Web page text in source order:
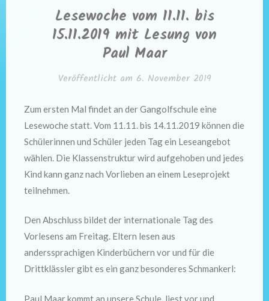
Lesewoche vom 11.11. bis
15.11.2019 mit Lesung von
Paul Maar
Veröffentlicht am 6. November 2019
Zum ersten Mal findet an der Gangolfschule eine
Lesewoche statt. Vom 11.11. bis 14.11.2019 können die
Schülerinnen und Schüler jeden Tag ein Leseangebot
wählen. Die Klassenstruktur wird aufgehoben und jedes
Kind kann ganz nach Vorlieben an einem Leseprojekt
teilnehmen.
Den Abschluss bildet der internationale Tag des
Vorlesens am Freitag. Eltern lesen aus
anderssprachigen Kinderbüchern vor und für die
Drittklässler gibt es ein ganz besonderes Schmankerl:
Paul Maar kommt an unsere Schule, liest vor und